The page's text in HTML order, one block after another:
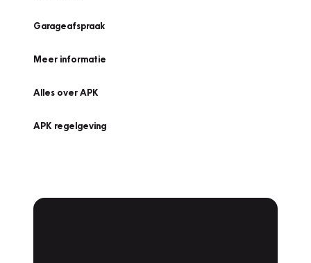
Garageafspraak
Meer informatie
Alles over APK
APK regelgeving